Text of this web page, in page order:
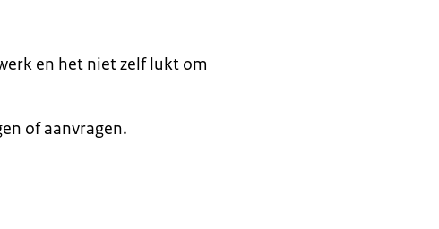
en het niet zelf lukt om
of aanvragen.